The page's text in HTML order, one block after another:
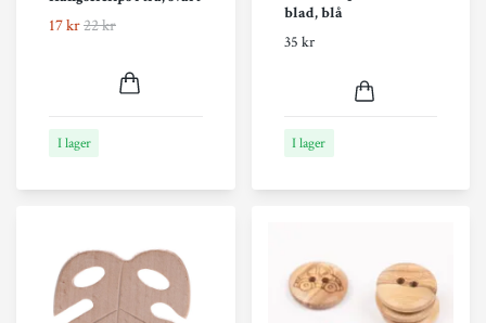
17 kr22 kr
I lager
blad, blå
35 kr
I lager